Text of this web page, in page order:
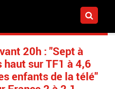
20h : "Sept à
haut sur TF1 à 4,6
enfants de la télé"